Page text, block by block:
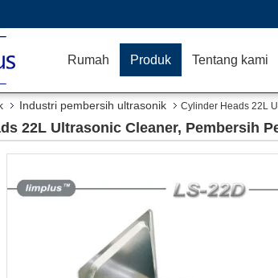
Rumah Produk Tentang kami
Industri pembersih ultrasonik Cylinder Heads 22L
22L Ultrasonic Cleaner, Pembersih